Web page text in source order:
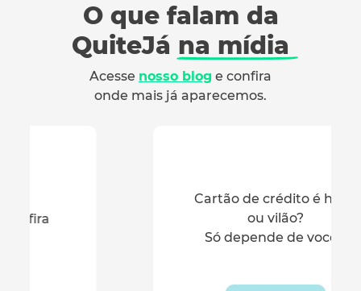
O que falam da
QuiteJá na mídia
Acesse nosso blog e confira
onde mais já aparecemos.
Cartão de crédito é herói
ou vilão?